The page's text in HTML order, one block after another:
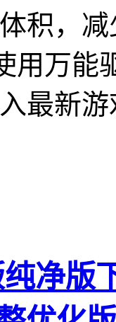
积，
用万能
最新
净版